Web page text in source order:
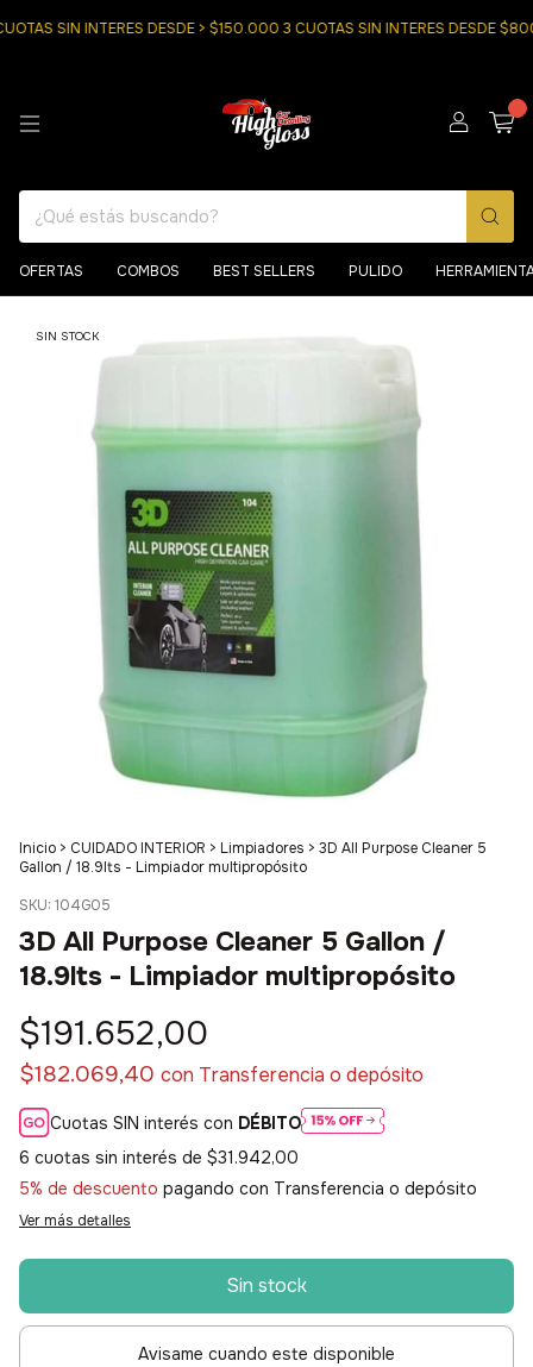
SIN INTERES DESDE > $150.000 3 CUOTAS SIN INTERES DESDE
OFERTAS COMBOS BEST SELLERS PULIDO
SIN STOCK
Inicio > CUIDADO INTERIOR > Limpiadores > 3D All Purpose Cleaner 5
Gallon / 18.9lts - Limpiador multipropósito
SKU: 104G05
3D All Purpose Cleaner 5 Gallon /
18.9lts - Limpiador multipropósito
$191.652,00
$182.069,40 con Transferencia o depósito
Cuotas SIN interés con DÉBITO
6 cuotas sin interés de $31.942,00
5% de descuento pagando con Transferencia o depósito
Ver más detalles
Avisame cuando este disponible